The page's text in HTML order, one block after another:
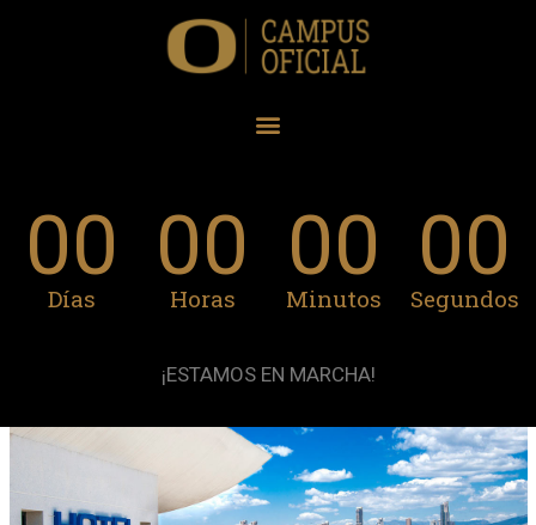
00
Días
00
Horas
00
Minutos
00
Segundos
¡ESTAMOS EN MARCHA!